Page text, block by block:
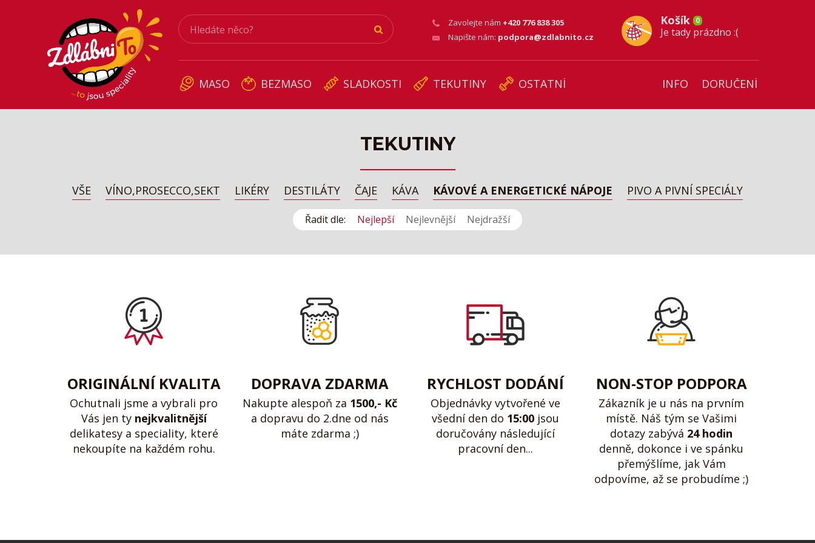
Zavolejte nám +420 776 838 305
Napište nám: podpora@zdlabnito.cz
Košík 0
Je tady prázdno :(
MASO BEZMASO SLADKOSTI TEKUTINY OSTATNÍ INFO DORUČENÍ
TEKUTINY
VŠE VÍNO,PROSECCO,SEKT LIKÉRY DESTILÁTY ČAJE KÁVA KÁVOVÉ A ENERGETICKÉ NÁPOJE PIVO A PIVNÍ SPECIÁLY
Řadit dle: Nejlepší Nejlevnější Nejdražší
ORIGINÁLNÍ KVALITA
Ochutnali jsme a vybrali pro
Vás jen ty nejkvalitnější
delikatesy a speciality, které
nekoupíte na každém rohu.
DOPRAVA ZDARMA
Nakupte alespoň za 1500,- Kč
a dopravu do 2.dne od nás
máte zdarma ;)
RYCHLOST DODÁNÍ
Objednávky vytvořené ve
všední den do 15:00 jsou
doručovány následující
pracovní den...
NON-STOP PODPORA
Zákazník je u nás na prvním
místě. Náš tým se Vašimi
dotazy zabývá 24 hodin
denně, dokonce i ve spánku
přemýšlíme, jak Vám
odpovíme, až se probudíme ;)